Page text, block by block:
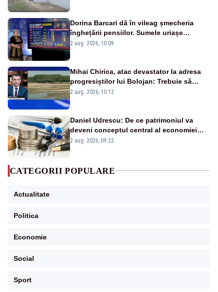
Dorina Barcari dă în vileag șmecheria
înghețării pensiilor. Sumele uriașe
pierdute de fiecare român
2 aug. 2026, 10:09
Mihai Chirica, atac devastator la adresa
progresiștilor lui Bolojan: Trebuie să
protejăm și natura, dar nu șținem omaneii
2 aug. 2026, 10:12
Daniel Udrescu: De ce patrimoniul va
deveni conceptul central al economiei
viitoare?
2 aug. 2026, 09:22
CATEGORII POPULARE
Actualitate
Politica
Economie
Social
Sport